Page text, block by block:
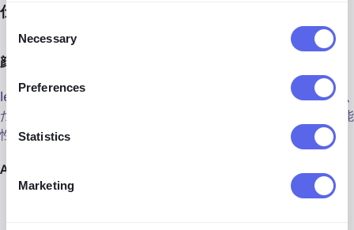
Consent
Selection
Necessary
Preferences
Statistics
Marketing
仕組み:
顔
lenso.aiに顔画像をアップロードし、異なるAI生成のような似
た画像が表示された場合、元の画像もAIによるものである可能
性が高いです。
AIだと疑っていますか？試してみましょう:
から画像をダウンロードし